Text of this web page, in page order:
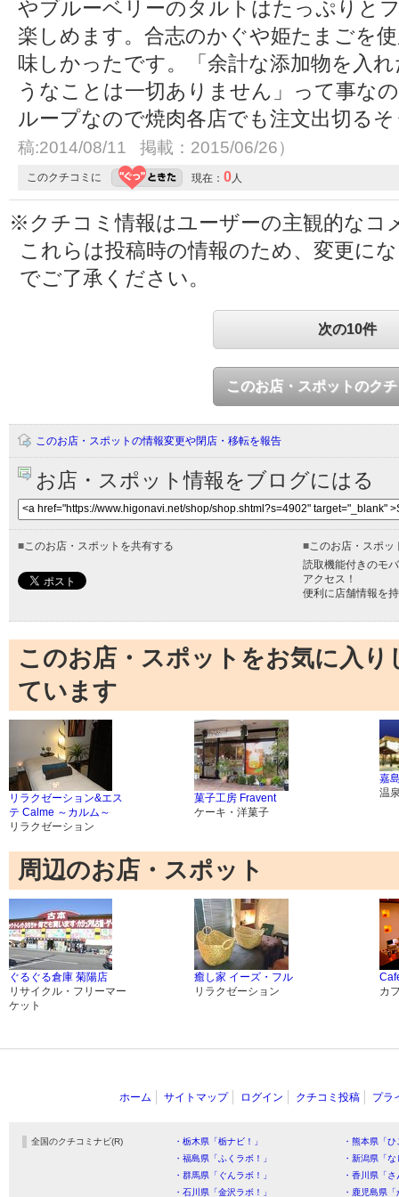
やブルーベリーのタルトはたっぷりと
楽しめます。合志のかぐや姫たまごを
味しかったです。「余計な添加物を入
うなことは一切ありません」って事な
ループなので焼肉各店でも注文出切る
稿:2014/08/11 掲載：2015/06/26）
このクチコミに 現在： 0 人
※クチコミ情報はユーザーの主観的なコ
これらは投稿時の情報のため、変更に
でご了承ください。
次の10件
このお店・スポットのク
このお店・スポットの情報変更や閉店・移転を報告
お店・スポット情報をブログにはる
■ このお店・スポットを共有する ■ このお店・スポ
読取機能付きのモ
アクセス！
便利に店舗情報を
このお店・スポットをお気に入
ています
リラクゼーション&エス
テ Calme ～カルム～
リラクゼーション
菓子工房 Fravent
ケーキ・洋菓子
嘉
温
周辺のお店・スポット
ぐるぐる倉庫 菊陽店
リサイクル・フリーマー
ケット
癒し家 イーズ・フル
リラクゼーション
カ
ホーム サイトマップ ログイン クチコミ投稿 プラ
全国のクチコミナビ(R) ・栃木県「栃ナビ！」
・熊本県「
・福島県「ふくラボ！」
・新潟県「
・群馬県「ぐんラボ！」
・香川県「
・石川県「金沢ラボ！」
・鹿児島県